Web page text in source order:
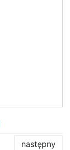
następny